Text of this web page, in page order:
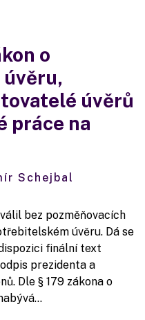
o
úvěrů
práce na
Schejbal
bez pozměňovacích
úvěru. Dá se
finální text
prezidenta a
Dle § 179 zákona o